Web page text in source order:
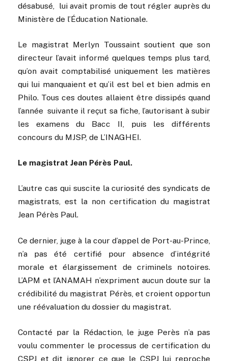
désabusé, lui avait promis de tout régler auprès du
Ministère de l’Éducation Nationale.
Le magistrat Merlyn Toussaint soutient que son
directeur l’avait informé quelques temps plus tard,
qu’on avait comptabilisé uniquement les matières
qui lui manquaient et qu’il est bel et bien admis en
Philo. Tous ces doutes allaient être dissipés quand
l’année suivante il reçut sa fiche, l’autorisant à subir
les examens du Bacc II, puis les différents
concours du MJSP, de L’INAGHEI.
Le magistrat Jean Pérès Paul.
L’autre cas qui suscite la curiosité des syndicats de
magistrats, est la non certification du magistrat
Jean Pérès Paul.
Ce dernier, juge à la cour d’appel de Port-au-Prince,
n’a pas été certifié pour absence d’intégrité
morale et élargissement de criminels notoires.
L’APM et l’ANAMAH n’expriment aucun doute sur la
crédibilité du magistrat Pérès, et croient opportun
une réévaluation du dossier du magistrat.
Contacté par la Rédaction, le juge Perès n’a pas
voulu commenter le processus de certification du
CSPJ et dit ignorer ce que le CSPJ lui reproche